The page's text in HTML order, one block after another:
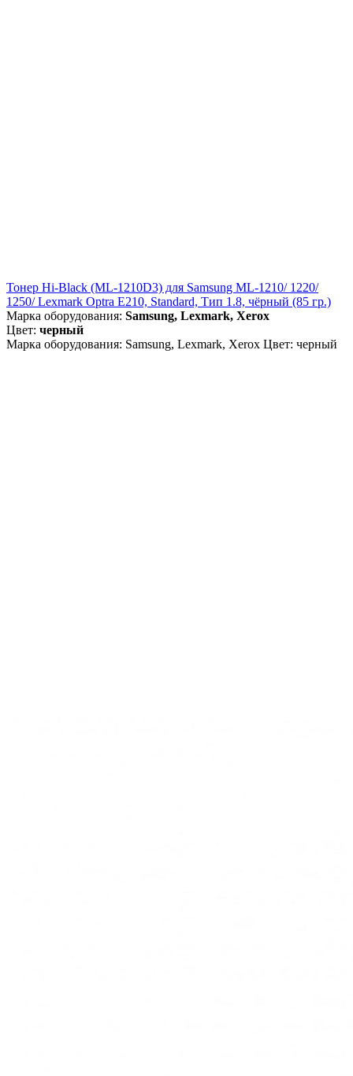
Тонер Hi-Black (ML-1210D3) для Samsung ML-1210/ 1220/
1250/ Lexmark Optra E210, Standard, Тип 1.8, чёрный (85 гр.)
Марка оборудования: Samsung, Lexmark, Xerox
Цвет: черный
Марка оборудования: Samsung, Lexmark, Xerox Цвет: черный